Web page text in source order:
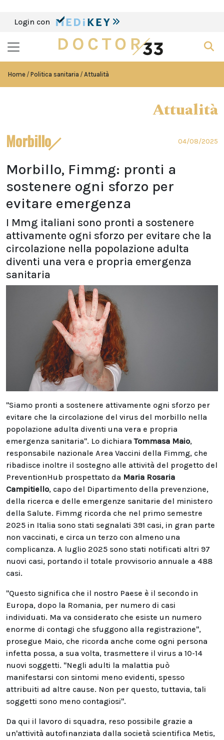
Login con
Home Politica sanitaria Attualità
Attualità
Morbillo 04/08/2025
Morbillo, Fimmg: pronti a
sostenere ogni sforzo per
evitare emergenza
I Mmg italiani sono pronti a sostenere
attivamente ogni sforzo per evitare che la
circolazione nella popolazione adulta
diventi una vera e propria emergenza
sanitaria
"Siamo pronti a sostenere attivamente ogni sforzo per
evitare che la circolazione del virus del morbillo nella
popolazione adulta diventi una vera e propria
emergenza sanitaria". Lo dichiaraTommasa Maio,
responsabile nazionale Area Vaccini della Fimmg, che
ribadisce inoltre il sostegno alle attività del progetto del
PreventionHub prospettato da Maria Rosaria
Campitiello, capo del Dipartimento della prevenzione,
della ricerca e delle emergenze sanitarie del ministero
della Salute. Fimmg ricorda che nel primo semestre
2025 in Italia sono stati segnalati 391 casi, in gran parte
non vaccinati, e circa un terzo con almeno una
complicanza. A luglio 2025 sono stati notificati altri 97
nuovi casi, portando il totale provvisorio annuale a 488
casi.
"Questo significa che il nostro Paese è il secondo in
Europa, dopo la Romania, per numero di casi
individuati. Ma va considerato che esiste un numero
enorme di contagi che sfuggono alla registrazione",
prosegue Maio, che ricorda anche come ogni persona
infetta possa, a sua volta, trasmettere il virus a 10-14
nuovi soggetti. "Negli adulti la malattia può
manifestarsi con sintomi meno evidenti, spesso
attribuiti ad altre cause. Non per questo, tuttavia, tali
soggetti sono meno contagiosi".
Da qui il lavoro di squadra, reso possibile grazie a
un'attività autofinanziata dalla società scientifica Metis,